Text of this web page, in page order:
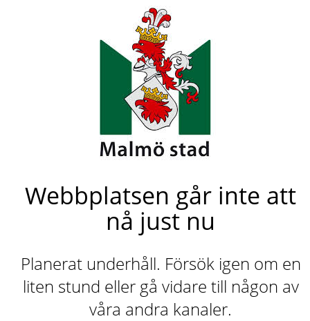
Webbplatsen går inte att
nå just nu
Planerat underhåll. Försök igen om en
liten stund eller gå vidare till någon av
våra andra kanaler.